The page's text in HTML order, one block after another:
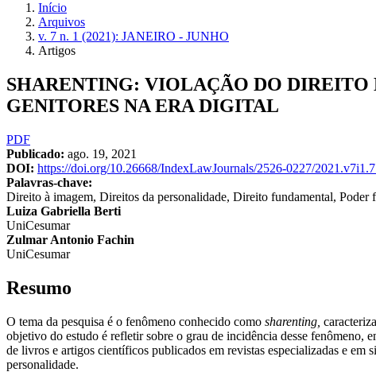
Início
Arquivos
v. 7 n. 1 (2021): JANEIRO - JUNHO
Artigos
SHARENTING: VIOLAÇÃO DO DIREITO
GENITORES NA ERA DIGITAL
Barra
lateral
de
artigos
PDF
Publicado: ago. 19, 2021
DOI: https://doi.org/10.26668/IndexLawJournals/2526-0227/
Palavras-chave:
Direito à imagem, Direitos da personalidade, Direito fundamental, Poder
Conteúdo
do
artigo
principal
Luiza Gabriella Berti
UniCesumar
Zulmar Antonio Fachin
UniCesumar
Resumo
O tema da pesquisa é o fenômeno conhecido como sharenting,
objetivo do estudo é refletir sobre o grau de incidência desse fenômeno,
de livros e artigos científicos publicados em revistas especializadas e em
personalidade.